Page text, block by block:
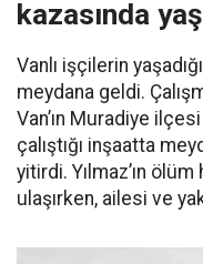
kazasında
Vanlı işçilerin
meydana geldi.
Van’ın Muradiye
çalıştığı inşaatta
yitirdi. Yılmaz’ın
ulaşırken, ailesi ve